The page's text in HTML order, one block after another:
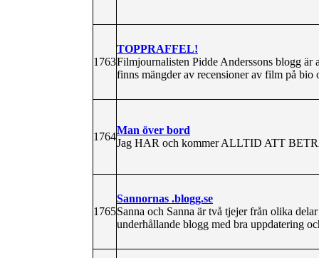
1763
TOPPRAFFEL!
Filmjournalisten Pidde Anderssons blogg
finns mängder av recensioner av film på
1764
Man över bord
Jag HAR och kommer ALLTID ATT
1765
Sannornas .blogg.se
Sanna och Sanna är två tjejer från olika
underhållande blogg med bra uppdatering